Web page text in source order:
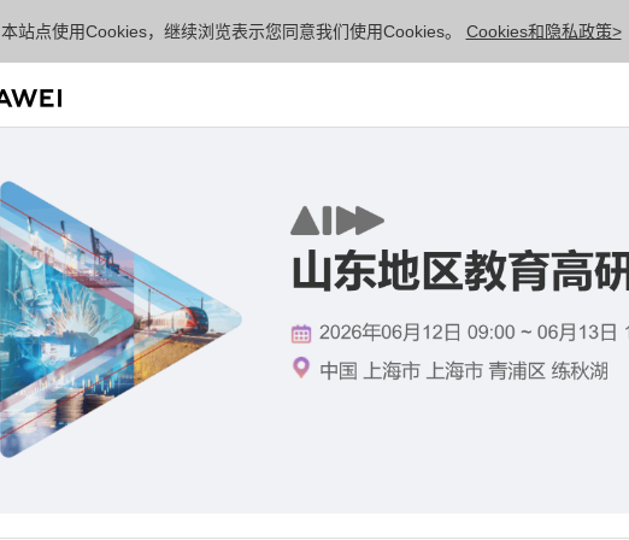
本站点使用Cookies，继续浏览表示您同意我们使用Cookies。 Cookies和隐私政策>